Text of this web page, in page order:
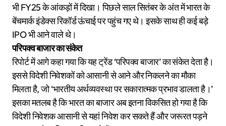
भी FY25 के आंकड़ों में दिखा। पिछले साल सितंबर के अंत में भारत के
बेंचमार्क इंडेक्स रिकॉर्ड ऊंचाई पर पहुंच गए थे। इसके साथ ही कई बड़े
IPO भी आने वाले थे।
परिपक्व बाजार का संकेत
रिपोर्ट में आगे कहा गया कि यह ट्रेंड ‘परिपक्व बाजार’ का संकेत देता है।
इससे विदेशी निवेशकों को आसानी से आने और निकलने का मौका
मिलता है, जो ‘भारतीय अर्थव्यवस्था पर सकारात्मक प्रभाव डालता है।’
इसका मतलब है कि भारत का बाजार अब इतना विकसित हो गया है कि
विदेशी निवेशक आसानी से यहां निवेश कर सकते हैं और जरूरत पड़ने